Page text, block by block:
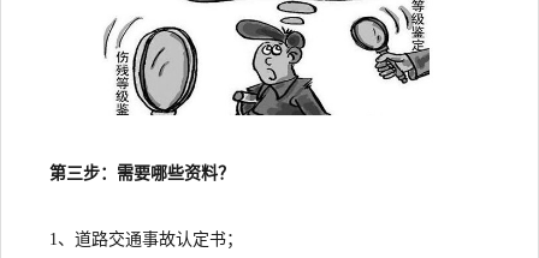
第三步：需要哪些资料？
1、道路交通事故认定书；